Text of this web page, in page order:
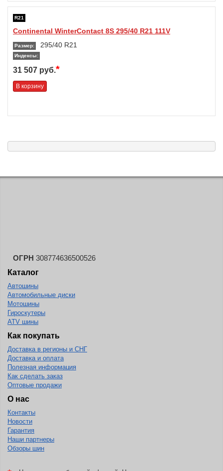
R21
Continental WinterContact 8S 295/40 R21 111V
Размер: 295/40 R21
Индексы:
31 507 руб.*
В корзину
ОГРН 308774636500526
Каталог
Автошины
Автомобильные диски
Мотошины
Гироскутеры
ATV шины
Как покупать
Доставка в регионы и СНГ
Доставка и оплата
Полезная информация
Как сделать заказ
Оптовые продажи
О нас
Контакты
Новости
Гарантия
Наши партнеры
Обзоры шин